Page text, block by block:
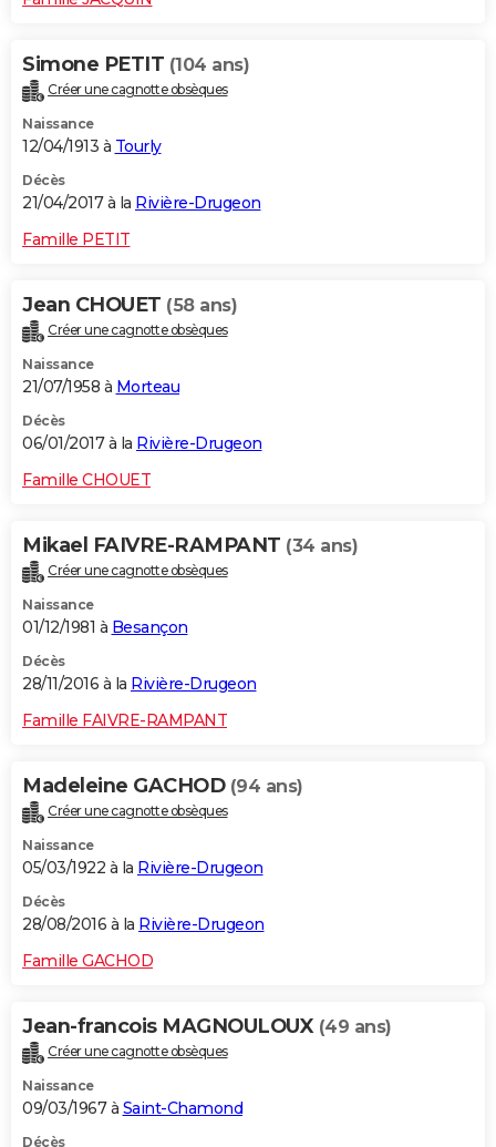
Simone PETIT (104 ans)
Créer une cagnotte obsèques
Naissance
12/04/1913 à Tourly
Décès
21/04/2017 à la Rivière-Drugeon
Famille PETIT
Jean CHOUET (58 ans)
Créer une cagnotte obsèques
Naissance
21/07/1958 à Morteau
Décès
06/01/2017 à la Rivière-Drugeon
Famille CHOUET
Mikael FAIVRE-RAMPANT (34 ans)
Créer une cagnotte obsèques
Naissance
01/12/1981 à Besançon
Décès
28/11/2016 à la Rivière-Drugeon
Famille FAIVRE-RAMPANT
Madeleine GACHOD (94 ans)
Créer une cagnotte obsèques
Naissance
05/03/1922 à la Rivière-Drugeon
Décès
28/08/2016 à la Rivière-Drugeon
Famille GACHOD
Jean-francois MAGNOULOUX (49 ans)
Créer une cagnotte obsèques
Naissance
09/03/1967 à Saint-Chamond
Décès